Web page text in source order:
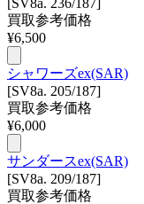
買取参考価格
¥6,500
シャワーズex(SAR)
[SV8a. 205/187]
買取参考価格
¥6,000
サンダースex(SAR)
[SV8a. 209/187]
買取参考価格